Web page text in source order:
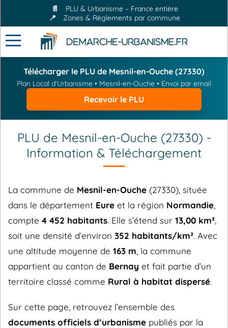
📄
PLU & Urbanisme – France entière
📍
Zones & Règlements par commune
Télécharger le PLU de Mesnil-en-Ouche (27330)
Plan Local d'Urbanisme • Mesnil-en-Ouche • Envoi par email
Recevoir le PLU
PLU de Mesnil-en-Ouche (27330) -
Information & Téléchargement
La commune de Mesnil-en-Ouche (27330), située
dans le département Eure et la région Normandie
compte 4 452 habitants. Elle s’étend sur 13,00 km²
soit une densité d’environ 352 habitants/km². Avec
une altitude moyenne de 163 m , la commune
appartient au canton de Bernay et fait partie d’un
territoire classé comme Rural à habitat dispersé.
Sur cette page, retrouvez l’ensemble des
documents officiels d’urbanisme publiés par la